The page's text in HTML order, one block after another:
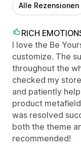
Alle Rezensionen
RICH
I love the Be
customize. The
throughout the
checked my
and patiently
product
was resolved
both the theme
recommended!